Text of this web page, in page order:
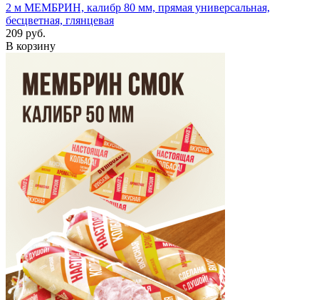
2 м МЕМБРИН, калибр 80 мм, прямая универсальная,
бесцветная, глянцевая
209 руб.
В корзину